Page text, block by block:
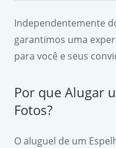
Independentemente
garantimos uma
para você e seus
Por que Alugar
Fotos?
O aluguel de um